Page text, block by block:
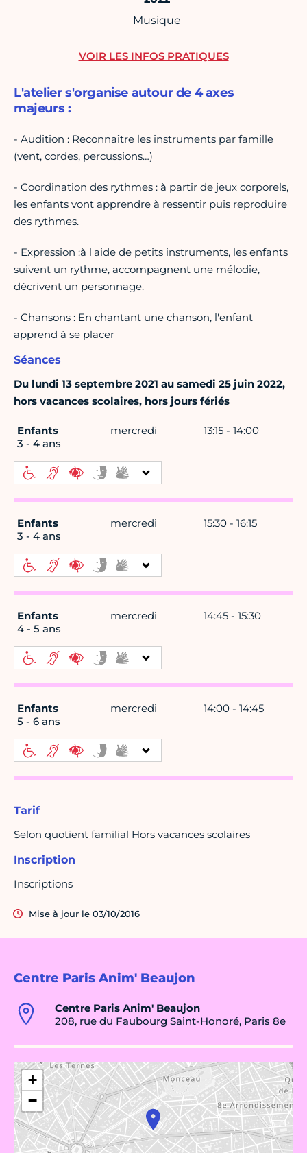
Musique
Centre Paris Anim' Beaujon
Centre Paris Anim' Beaujon
208, rue du Faubourg Saint-Honoré, Paris 8e
+
−
L'atelier s'organise autour de 4 axes
majeurs :
- Audition : Reconnaître les instruments par famille
(vent, cordes, percussions…)
- Coordination des rythmes : à partir de jeux corporels,
les enfants vont apprendre à ressentir puis reproduire
des rythmes.
- Expression :à l'aide de petits instruments, les enfants
suivent un rythme, accompagnent une mélodie,
décrivent un personnage.
- Chansons : En chantant une chanson, l'enfant
apprend à se placer
Séances
Du lundi 13 septembre 2021 au samedi 25 juin 2022,
hors vacances scolaires, hors jours fériés
Enfants
3 - 4 ans
mercredi 13:15 - 14:00
Enfants
3 - 4 ans
mercredi 15:30 - 16:15
Enfants
4 - 5 ans
mercredi 14:45 - 15:30
Enfants
5 - 6 ans
mercredi 14:00 - 14:45
Tarif
Selon quotient familial Hors vacances scolaires
Inscription
Inscriptions
Mise à jour le 03/10/2016
VOIR LES INFOS PRATIQUES